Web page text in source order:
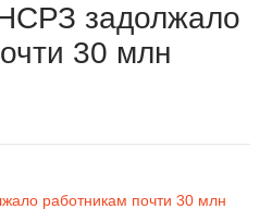
задолжало
30 млн